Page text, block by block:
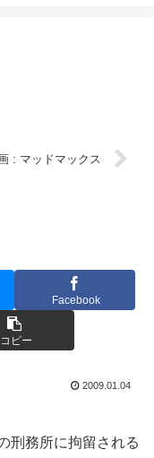
: マッドマックス
Facebook
コピー
2009.01.04
刑務所に拘留される